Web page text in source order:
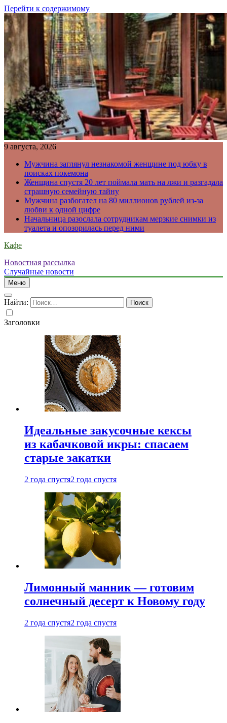
Перейти к содержимому
9 августа, 2026
Мужчина заглянул незнакомой женщине под юбку в
поисках покемона
Женщина спустя 20 лет поймала мать на лжи и разгадала
страшную семейную тайну
Мужчина разбогател на 80 миллионов рублей из-за
любви к одной цифре
Начальница разослала сотрудникам мерзкие снимки из
туалета и опозорилась перед ними
Кафе
Новостная рассылка
Случайные новости
Меню
Найти:
Заголовки
Идеальные закусочные кексы
из кабачковой икры: спасаем
старые закатки
2 года спустя2 года спустя
Лимонный манник — готовим
солнечный десерт к Новому году
2 года спустя2 года спустя